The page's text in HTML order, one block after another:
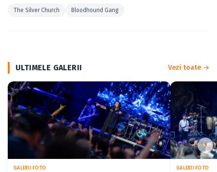
The Silver Church Bloodhound Gang
ULTIMELE GALERII Vezi toate →
GALERII FOTO GALERII FOTO